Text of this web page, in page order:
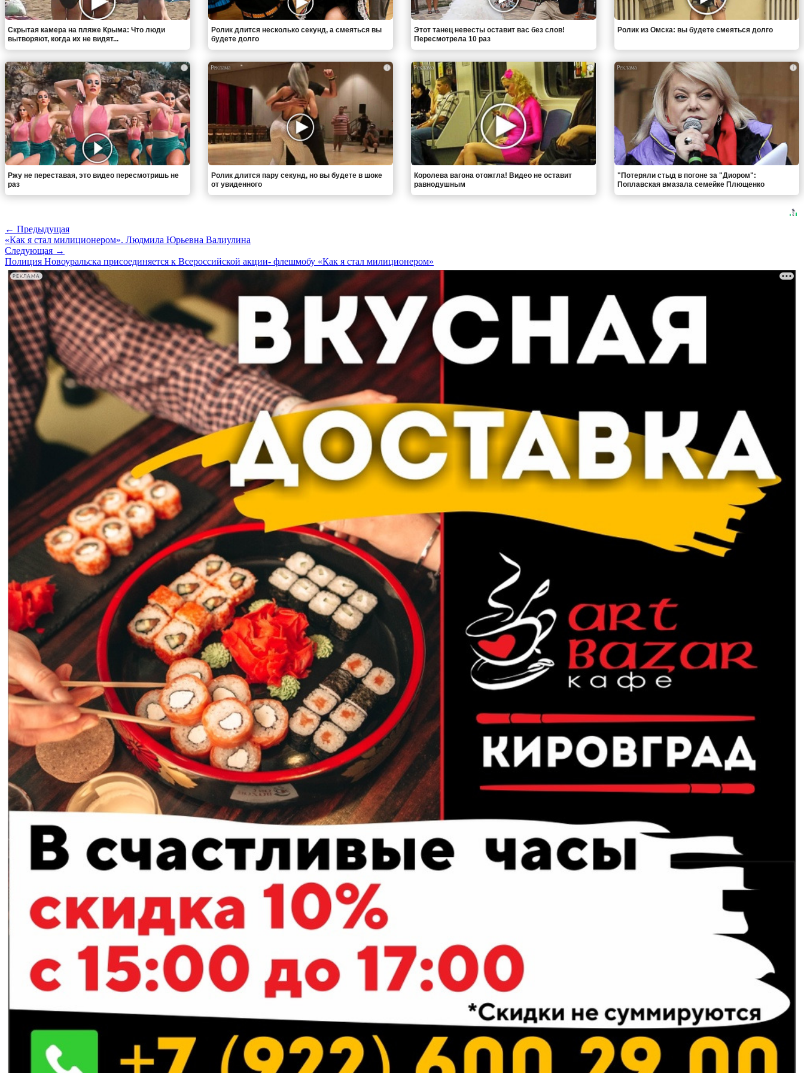
Скрытая камера на пляже Крыма: Что люди
вытворяют, когда их не видят...
Ролик длится несколько секунд, а смеяться вы
будете долго
Этот танец невесты оставит вас без слов!
Пересмотрела 10 раз
Ролик из Омска: вы будете смеяться долго
i
Ржу не переставая, это видео пересмотришь не
раз
i
Ролик длится пару секунд, но вы будете в шоке
от увиденного
i
Королева вагона отожгла! Видео не оставит
равнодушным
i
"Потеряли стыд в погоне за "Диором":
Поплавская вмазала семейке Плющенко
← Предыдущая
«Как я стал милиционером». Людмила Юрьевна Валиулина
Следующая →
Полиция Новоуральска присоединяется к Всероссийской акции- флешмобу «Как я стал милиционером»
РЕКЛАМА